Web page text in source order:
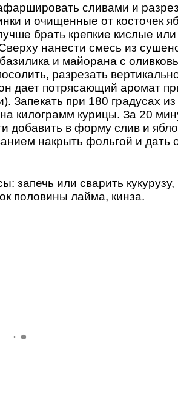
сливами и
и очищенные от косточек
брать крепкие кислые или
нанести смесь из
и майорана с
разрезать
дает потрясающий аромат
Запекать при 180 градусах
килограмм курицы. За 20
добавить в форму слив и
накрыть фольгой и дать
запечь или сварить кукурузу,
половины лайма, кинза.